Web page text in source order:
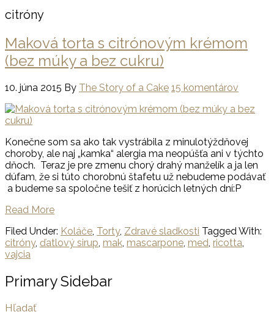
citróny
Maková torta s citrónovým krémom
(bez múky a bez cukru)
10. júna 2015 By The Story of a Cake 15 komentárov
Konečne som sa ako tak vystrábila z minulotýždňovej
choroby, ale naj „kamka“ alergia ma neopúšťa ani v týchto
dňoch. Teraz je pre zmenu chorý drahý manželík a ja len
dúfam, že si túto chorobnú štafetu už nebudeme podávať
a budeme sa spoločne tešiť z horúcich letných dní:P
Read More
Filed Under: Koláče Torty, Zdravé sladkosti Tagged With:
citróny, ďatlový sirup mak mascarpone med ricotta
vajcia
Primary Sidebar
Hľadať